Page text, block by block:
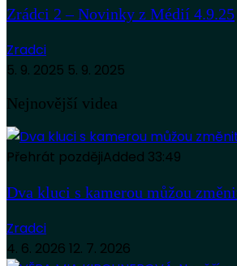
Zrádci 2 – Novinky z Médií 4.9.25
Zradci
5. 9. 2025 5. 9. 2025
Nejnovější videa
Přehrát pozdějiAdded 33:49
Dva kluci s kamerou můžou
Zradci
4. 6. 2026 12. 7. 2026